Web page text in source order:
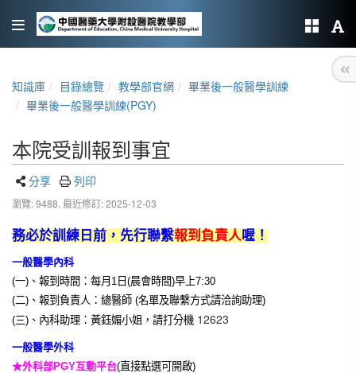
知識庫 目錄總覽 教學部官網
畢業後一般醫學訓練
畢業後一般醫學訓練(PGY)
本院受訓報到事宜
分享 列印
瀏覽: 9488, 最近修訂: 2025-12-03
務必於訓練日前，先行聯繫報到負責人喔！
一般醫學內科
(一) 、報到時間：每月 1 日 (晨會時間)早上7:30
(二) 、報到負責人：總醫師 (名單及聯繫方式請洽詢助理)
(三) 、內科助理： 黃鈺媚小姐 ，請打分機 12623
一般醫學外科
★外科部PGY互動平台(直接點選可開啟)